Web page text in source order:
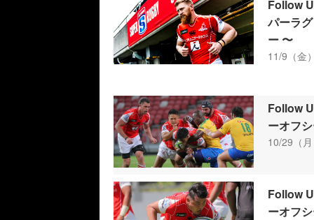
Follow
パーラ
ー 〜
11/9（金
Follow
ーオフ
10/29（
Follow
ーオフ